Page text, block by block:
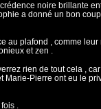
noire brillante
a donné un bon
au plafond , comme
et zen .
rien de tout cela ,
Marie-Pierre ont eu le
.